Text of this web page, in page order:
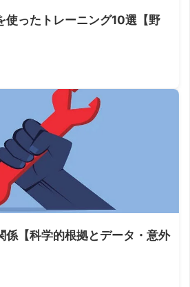
使ったトレーニング10選【野
係【科学的根拠とデータ・意外